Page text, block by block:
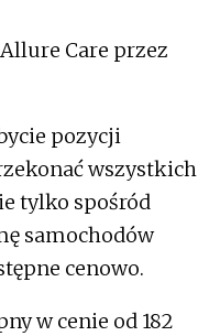
Care przez
pozycji
wszystkich
tylko spośród
samochodów
cenowo.
w cenie od 182